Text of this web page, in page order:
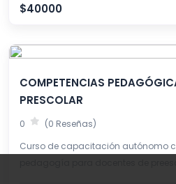
$40000
COMPETENCIAS
PRESCOLAR
0 (0 Reseñas)
Curso de capacitación autónomo